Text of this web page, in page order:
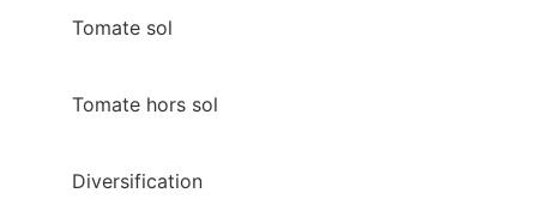
Tomate sol
Tomate hors sol
Diversification